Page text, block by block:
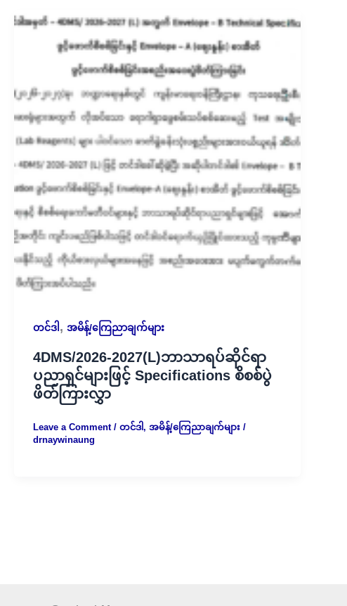
တင်ဒါ , အမိန့်/ကြေညာချက်များ
4DMS/2026-2027(L)ဘာသာရပ်ဆိုင်ရာ
ပညာရှင်များဖြင့် Specifications စိစစ်ပွဲ
ဖိတ်ကြားလွှာ
Leave a Comment / တင်ဒါ, အမိန့်/ကြေညာချက်များ /
drnaywinaung